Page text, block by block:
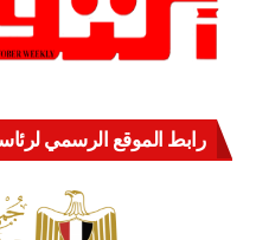
رابط الموقع الرسمي لرئاسة